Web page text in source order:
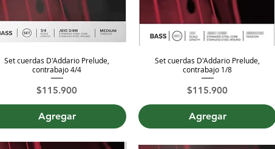
Vista rápida
Set cuerdas D'Addario Prelude,
contrabajo 4/4
Precio
$115.900
Agregar
Vista rápida
Set cuerdas D'Addario Prelude,
contrabajo 1/8
Precio
$115.900
Agregar